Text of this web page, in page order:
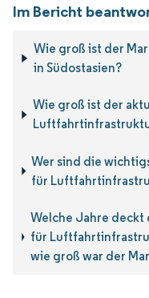
Im Bericht
Wie groß ist der
in Südostasien?
Wie groß ist der
Wer sind die
für
Welche Jahre deckt
für
wie groß war der